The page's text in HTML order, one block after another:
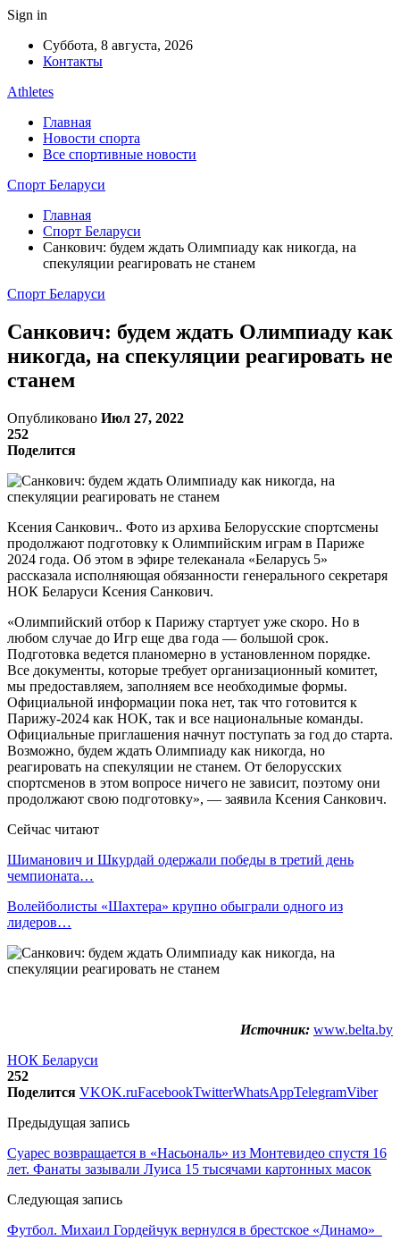
Sign in
Суббота, 8 августа, 2026
Контакты
Athletes
Главная
Новости спорта
Все спортивные новости
Спорт Беларуси
Главная
Спорт Беларуси
Санкович: будем ждать Олимпиаду как никогда, на
спекуляции реагировать не станем
Спорт Беларуси
Санкович: будем ждать Олимпиаду как
никогда, на спекуляции реагировать не
станем
Опубликовано Июл 27, 2022
252
Поделится
Ксения Санкович.. Фото из архива Белорусские спортсмены
продолжают подготовку к Олимпийским играм в Париже
2024 года. Об этом в эфире телеканала «Беларусь 5»
рассказала исполняющая обязанности генерального секретаря
НОК Беларуси Ксения Санкович.
«Олимпийский отбор к Парижу стартует уже скоро. Но в
любом случае до Игр еще два года — большой срок.
Подготовка ведется планомерно в установленном порядке.
Все документы, которые требует организационный комитет,
мы предоставляем, заполняем все необходимые формы.
Официальной информации пока нет, так что готовится к
Парижу-2024 как НОК, так и все национальные команды.
Официальные приглашения начнут поступать за год до старта.
Возможно, будем ждать Олимпиаду как никогда, но
реагировать на спекуляции не станем. От белорусских
спортсменов в этом вопросе ничего не зависит, поэтому они
продолжают свою подготовку», — заявила Ксения Санкович.
Сейчас читают
Шиманович и Шкурдай одержали победы в третий день
чемпионата…
Волейболисты «Шахтера» крупно обыграли одного из
лидеров…
Источник: www.belta.by
НОК Беларуси
252
Поделится VKOK.ruFacebookTwitterWhatsAppTelegramViber
Предыдущая запись
Суарес возвращается в «Насьональ» из Монтевидео спустя 16
лет. Фанаты зазывали Луиса 15 тысячами картонных масок
Следующая запись
Футбол. Михаил Гордейчук вернулся в брестское «Динамо»